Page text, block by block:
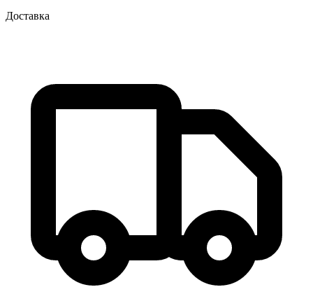
Доставка